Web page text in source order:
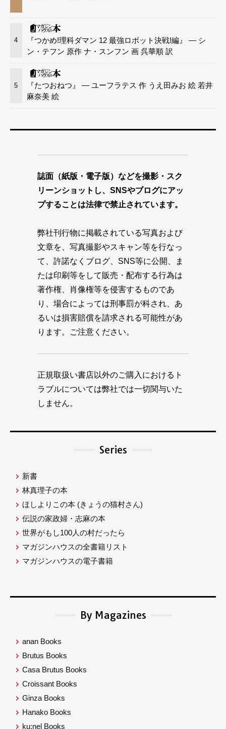
4
『つかめ!理科ダマン 12 最強ロボット決戦!編』 — シ
ン・テフン 原作 ナ・スンフン 画 呉華順 訳
5
『たつおねつ』 — ユーフラテス 作 うえ田みお 絵 若井
麻奈美 絵
誌面（紙版・電子版）などを撮影・スク
リーンショットし、SNSやブログにアッ
プすることは法律で禁止されています。
弊社刊行物に掲載されている写真および
文章を、写真撮影やスキャン等を行なっ
て、許諾なくブログ、SNS等に公開、ま
たは印刷等をして販売・配布する行為は
著作権、肖像権等を侵害するものであ
り、場合によっては刑事罰が科され、あ
るいは損害賠償を請求される可能性があ
ります。ご注意ください。
正規取扱い書店以外のご購入におけるト
ラブルについては弊社では一切関与いた
しません。
Series
新書
林真理子の本
ほしよりこの本 (きょうの猫村さん)
伝説の家政婦・志麻の本
世界がもし100人の村だったら
マガジンハウスの全書籍リスト
マガジンハウスの電子書籍
By Magazines
anan Books
Brutus Books
Casa Brutus Books
Croissant Books
Ginza Books
Hanako Books
ku:nel Books